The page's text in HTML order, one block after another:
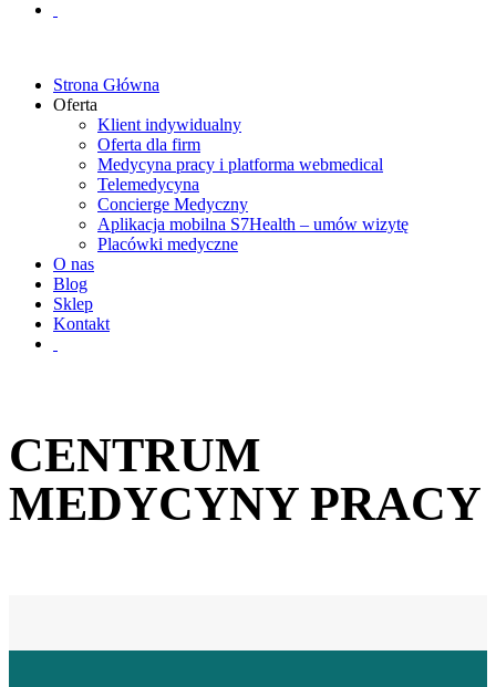
Strona Główna
Oferta
Klient indywidualny
Oferta dla firm
Medycyna pracy i platforma webmedical
Telemedycyna
Concierge Medyczny
Aplikacja mobilna S7Health – umów wizytę
Placówki medyczne
O nas
Blog
Sklep
Kontakt
CENTRUM
MEDYCYNY PRACY